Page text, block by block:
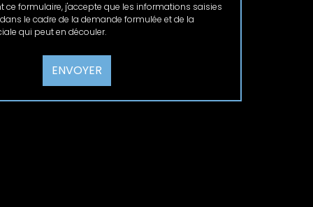
formulaire, j'accepte que les informations saisies
le cadre de la demande formulée et de la
qui peut en découler.